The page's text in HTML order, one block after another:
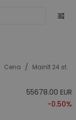
Cena / Mainīt 24 st.
55678.00 EUR
-0.50%